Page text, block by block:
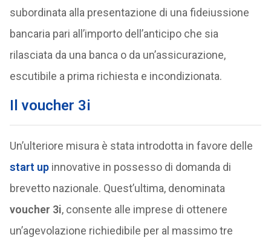
subordinata alla presentazione di una fideiussione
bancaria pari all’importo dell’anticipo che sia
rilasciata da una banca o da un’assicurazione,
escutibile a prima richiesta e incondizionata.
Il voucher 3i
Un’ulteriore misura è stata introdotta in favore delle
start upinnovative in possesso di domanda di
brevetto nazionale. Quest’ultima, denominata
voucher 3i, consente alle imprese di ottenere
un’agevolazione richiedibile per al massimo tre